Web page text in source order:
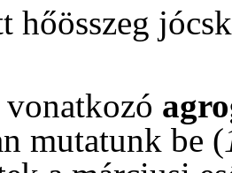
hőösszeg
mutatunk be (